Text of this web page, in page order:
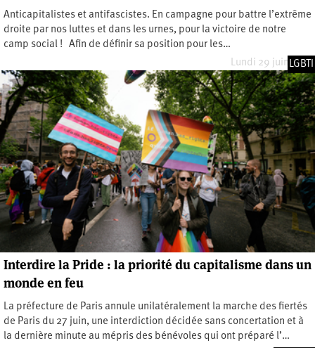
Anticapitalistes et antifascistes. En campagne pour battre l’extrême
droite par nos luttes et dans les urnes, pour la victoire de notre
camp social ! Afin de définir sa position pour les…
Lundi 29 juin 2026
LGBTI
Interdire la Pride : la priorité du capitalisme dans un
monde en feu
La préfecture de Paris annule unilatéralement la marche des fiertés
de Paris du 27 juin, une interdiction décidée sans concertation et à
la dernière minute au mépris des bénévoles qui ont préparé l’…